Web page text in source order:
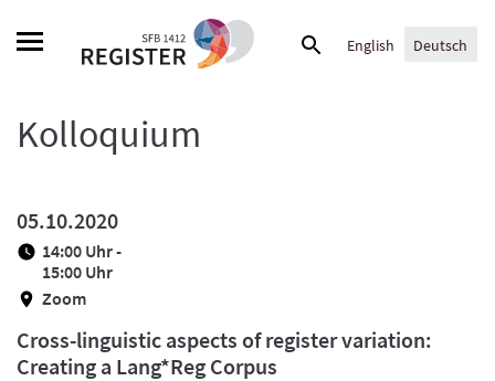
Suche
English Deutsch
Kolloquium
05.10.2020
14:00 Uhr -
15:00 Uhr
Zoom
Cross-linguistic aspects of register variation:
Creating a Lang*Reg Corpus